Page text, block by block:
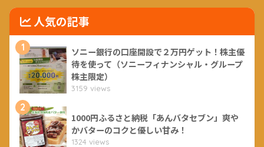
人気の記事
1
ソニー銀行の口座開設で２万円ゲット！株主優
待を使って（ソニーフィナンシャル・グループ
株主限定）
3159 views
2
1000円ふるさと納税「あんバタセブン」爽や
かバターのコクと優しい甘み！
1324 views